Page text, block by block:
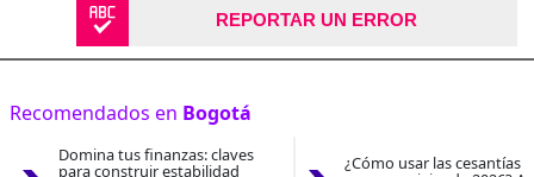
REPORTAR UN ERROR
Recomendados en Bogotá
Domina tus finanzas: claves
para construir estabilidad ¿Cómo usar las cesantías